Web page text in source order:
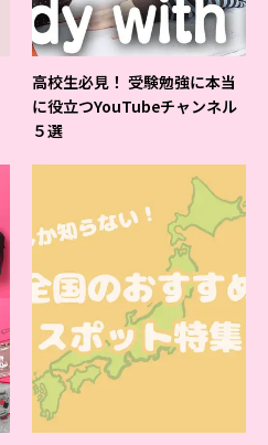
高校生必見！ 受験勉強に本当
に役立つYouTubeチャンネル
５選